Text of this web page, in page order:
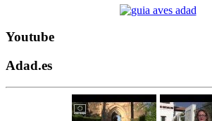
Youtube
Adad.es